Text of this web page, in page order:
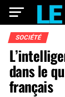
SOCIÉTÉ
dans le
français